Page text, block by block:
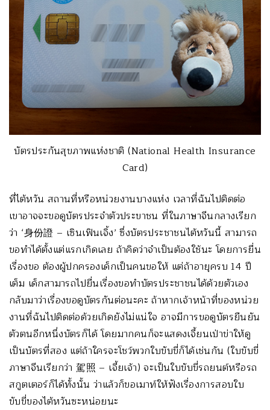
บัตรประกันสุขภาพแห่งชาติ (National Health Insurance
Card)
ที่ไต้หวัน สถานที่หรือหน่วยงานบางแห่ง เวลาที่ฉันไปติดต่อ
เขาอาจจะขอดูบัตรประจำตัวประขาชน ที่ในภาษาจีนกลางเรียก
ว่า ‘身份證 – เซินเฟินเจิ้ง’ ซึ่งบัตรประชาชนไต้หวันนี้ สามารถ
ขอทำได้ตั้งแต่แรกเกิดเลย ถ้าคิดว่าจำเป็นต้องใช้นะ โดยการยื่น
เรื่องขอ ต้องผู้ปกครองเด็กเป็นคนขอให้ แต่ถ้าอายุครบ 14 ปี
เต็ม เด็กสามารถไปยื่นเรื่องขอทำบัตรประชาชนได้ด้วยตัวเอง
กลับมาว่าเรื่องขอดูบัตรกันต่อนะคะ ถ้าหากเจ้าหน้าที่ของหน่วย
งานที่ฉันไปติดต่อด้วยเกิดยังไม่แน่ใจ อาจมีการขอดูบัตรยืนยัน
ตัวตนอีกหนึ่งบัตรก็ได้ โดยมากคนก็จะแสดงเจี้ยนเป่าข่าให้ดู
เป็นบัตรที่สอง แต่ถ้าใครจะโชว์พวกใบขับขี่ก็ได้เช่นกัน (ใบขับขี่
ภาษาจีนเรียกว่า 駕照 – เจี้ยเจ้า) จะเป็นใบขับขี่รถยนต์หรือรถ
สกูตเตอร์ก็ได้ทั้งนั้น ว่าแล้วก็ขอเมาท์ให้ฟังเรื่องการสอบใบ
ขับขี่ของไต้หวันซะหน่อยนะ